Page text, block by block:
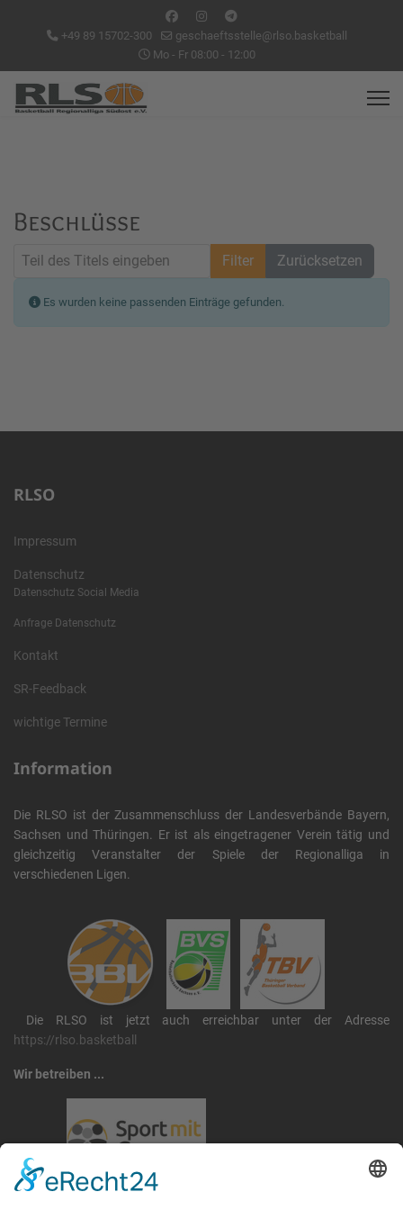
+49 89 15702-300
geschaeftsstelle@rlso.basketball
Mo - Fr 08:00 - 12:00
Beschlüsse
Teil des Titels eingeben
Filter Zurücksetzen
Information
Es wurden keine passenden Einträge gefunden.
RLSO
Impressum
Datenschutz
Datenschutz Social Media
Anfrage Datenschutz
Kontakt
SR-Feedback
wichtige Termine
Information
Die RLSO ist der Zusammenschluss der Landesverbände Bayern,
Sachsen und Thüringen. Er ist als eingetragener Verein tätig und
gleichzeitig Veranstalter der Spiele der Regionalliga in
verschiedenen Ligen.
Die RLSO ist jetzt auch erreichbar unter der Adresse
https://rlso.basketball
Wir betreiben ...